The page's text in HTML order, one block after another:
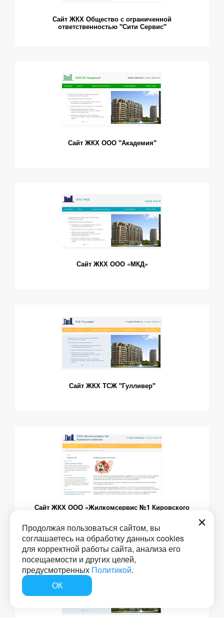
Продолжая пользоваться сайтом, вы
соглашаетесь на обработку данных cookies
для корректной работы сайта, анализа его
посещаемости и других целей,
предусмотренных Политикой.
ОК
Сайт ЖКХ Общество с ограниченной
ответственностью "Сити Сервис"
Сайт ЖКХ ООО "Академия"
Сайт ЖКХ ООО «МКД»
Сайт ЖКХ ТСЖ "Гулливер"
Сайт ЖКХ ООО «Жилкомсервис №1 Кировского